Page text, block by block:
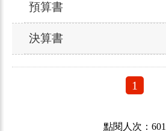
預算書
決算書
1
點閱人次：601